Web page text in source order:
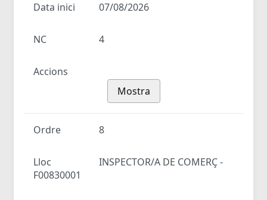
Data inici 07/08/2026
NC 4
Accions
Mostra
Ordre 8
Lloc
INSPECTOR/A DE COMERÇ -
F00830001